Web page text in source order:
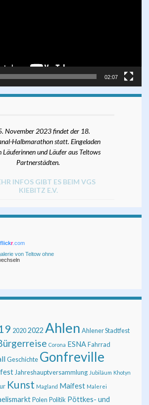
02:07
November 2023 findet der 18.
Halbmarathon statt. Eingeladen
Läuferinnen und Läufer aus Teltows
Partnerstädten.
INFOS GIBT ES BEIM VGS
KIEBITZ E.V.
flickr.com
von Teltow ohne
20202022 Ahlen Ahlener Stadtfest
Corona ESNAFahrrad
Geschichte Gonfreville
Jahreshauptversammlung Jubiläum Khotyn
Kunst Magland Maifest Malerei
Polen Politik Pöttkes- und